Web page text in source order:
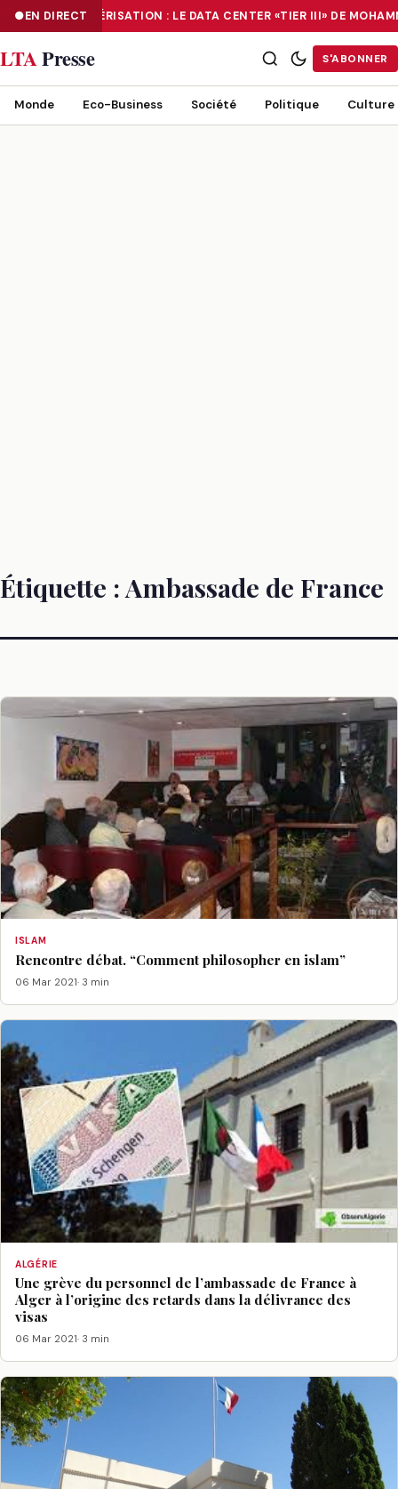
EN DIRECTNUMÉRISATION : LE DATA CENTER «TIER III» DE
NUMÉRISATION : LE DATA CENTER «TIER III» DE MOHAMMADIA, UN
LTAPresse S'ABONNER
Monde Eco-Business Société Politique Culture
Étiquette : Ambassade de France
ISLAM
Rencontre débat. “Comment philosopher en islam”
06 Mar 2021· 3 min
ALGÉRIE
Une grève du personnel de l’ambassade de France à
Alger à l’origine des retards dans la délivrance des
visas
06 Mar 2021· 3 min